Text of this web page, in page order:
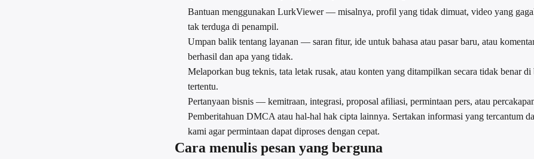
Bantuan menggunakan LurkViewer — misalnya, profil yang tidak dimuat, video yang
tak terduga di penampil.
Umpan balik tentang layanan — saran fitur, ide untuk bahasa atau pasar baru, atau
berhasil dan apa yang tidak.
Melaporkan bug teknis, tata letak rusak, atau konten yang ditampilkan secara tidak benar di
tertentu.
Pertanyaan bisnis — kemitraan, integrasi, proposal afiliasi, permintaan pers, atau
Pemberitahuan DMCA atau hal-hal hak cipta lainnya. Sertakan informasi yang tercantum
kami agar permintaan dapat diproses dengan cepat.
Cara menulis pesan yang berguna